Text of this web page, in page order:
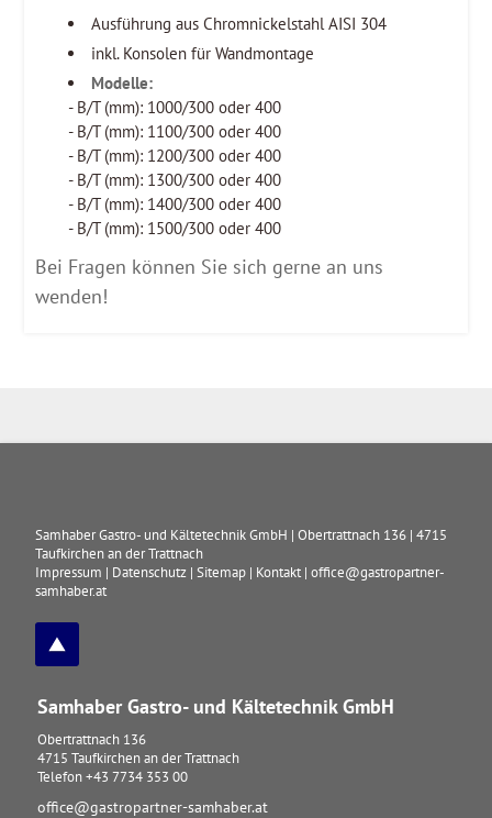
Ausführung aus Chromnickelstahl AISI 304
inkl. Konsolen für Wandmontage
Modelle:
- B/T (mm): 1000/300 oder 400
- B/T (mm): 1100/300 oder 400
- B/T (mm): 1200/300 oder 400
- B/T (mm): 1300/300 oder 400
- B/T (mm): 1400/300 oder 400
- B/T (mm): 1500/300 oder 400
Bei Fragen können Sie sich gerne an uns
wenden!
Samhaber Gastro- und Kältetechnik GmbH |Obertrattnach 136 |4715
Taufkirchen an der Trattnach
Impressum | Datenschutz |Sitemap | Kontakt |office@gastropartner-
samhaber.at
Samhaber Gastro- und Kältetechnik GmbH
Obertrattnach 136
4715 Taufkirchen an der Trattnach
Telefon +43 7734 353 00
office@gastropartner-samhaber.at